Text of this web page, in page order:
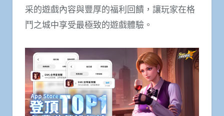
采的遊戲內容與豐厚的福利回饋，讓玩家在格
鬥之城中享受最極致的遊戲體驗。